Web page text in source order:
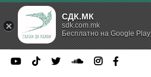
СДК.МК
sdk.com.mk
Бесплатно на Google Play